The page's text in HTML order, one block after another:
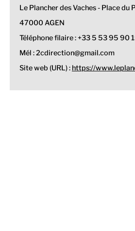
Le Plancher des Vaches - Place du
47000 AGEN
Téléphone filaire : +33 5 53 95 90
Mél : 2cdirection@gmail.com
Site web (URL) : https://